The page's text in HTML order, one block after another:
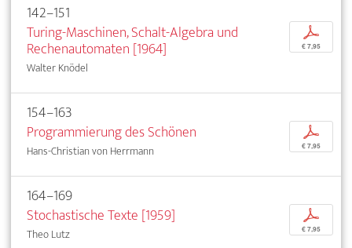
142–151
Turing-Maschinen, Schalt-Algebra und
Rechenautomaten [1964]
Walter Knödel
p
€ 7,95
154–163
Programmierung des Schönen
Hans-Christian von Herrmann
p
€ 7,95
164–169
Stochastische Texte [1959]
Theo Lutz
p
€ 7,95